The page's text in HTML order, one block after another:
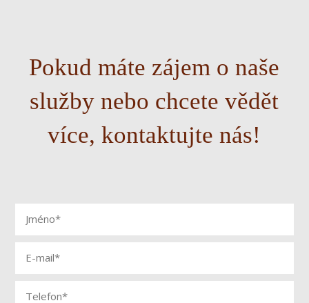
Pokud máte zájem o naše
služby nebo chcete vědět
více, kontaktujte nás!